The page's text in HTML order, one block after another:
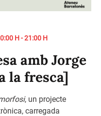
H - 21:00 H
amb Jorge
la fresca]
, un projecte
carregada